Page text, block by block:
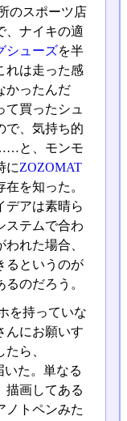
のスポーツ店
、ナイキの適
シューズを半
れは走った感
かったんだ
て買ったシュ
で、気持ち的
と、モンモ
にZOZOMAT
を知った。
デアは素晴ら
ステムで合わ
れた場合、
るというのが
のだろう。
を持っていな
んにお願いす
ら、
いた。単なる
描画してある
ノトペンみた